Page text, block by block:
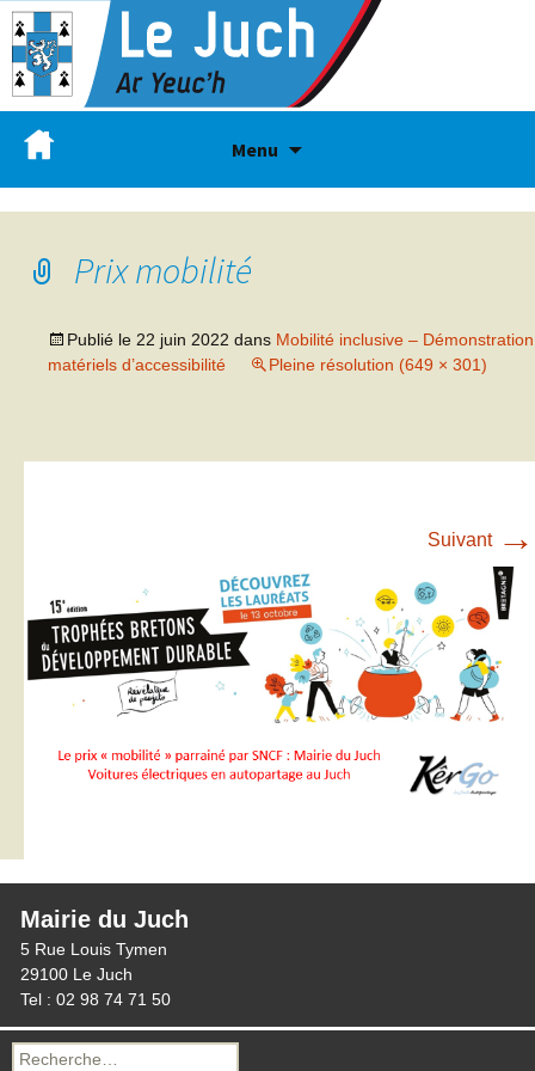
Menu
Prix mobilité
Publié le 22 juin 2022 dans Mobilité inclusive –
matériels d’accessibilité
Pleine résolution (649 × 301)
Suivant →
Mairie du Juch
5 Rue Louis Tymen
29100 Le Juch
Tel : 02 98 74 71 50
Recherche